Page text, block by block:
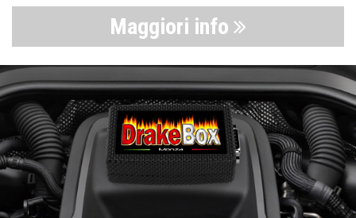
Maggiori info